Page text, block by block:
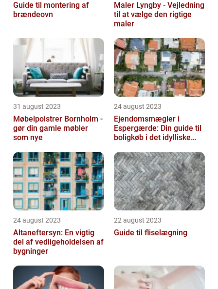
Guide til montering af
brændeovn
Maler Lyngby - Vejledning
til at vælge den rigtige
maler
31 august 2023
Møbelpolstrer Bornholm -
gør din gamle møbler
som nye
24 august 2023
Ejendomsmægler i
Espergærde: Din guide til
boligkøb i det idylliske
24 august 2023
Altaneftersyn: En vigtig
del af vedligeholdelsen af
bygninger
22 august 2023
Guide til fliselægning